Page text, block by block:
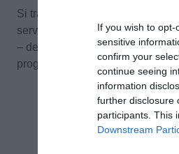
If you wish to
sensitive
confirm your
continue seeing
information
further disclosure
participants. This
Downstream
Si tratta dell’incontro conclusivo
servizio di educazione e
– dedicata quest’anno alle
progresso dell’umanità.